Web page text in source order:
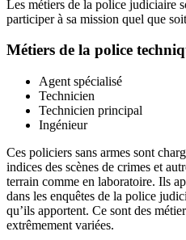
Les métiers de la police judiciaire
participer à sa mission quel que
Métiers de la police
Agent spécialisé
Technicien
Technicien principal
Ingénieur
Ces policiers sans armes sont
indices des scènes de crimes et
terrain comme en laboratoire. Ils
dans les enquêtes de la police
qu’ils apportent. Ce sont des
extrêmement variées.